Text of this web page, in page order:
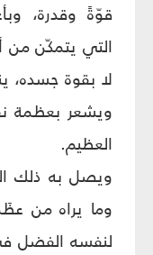
قوّةً وقدرة،
التي يتمكّن من
لا بقوة جسده،
ويشعر بعظمة
العظيم.
ويصل به ذلك
وما يراه من
لنفسه الفضل